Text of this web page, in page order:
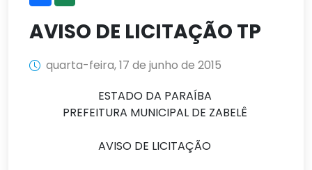
AVISO DE LICITAÇÃO TP
quarta-feira, 17 de junho de 2015
ESTADO DA PARAÍBA
PREFEITURA MUNICIPAL DE ZABELÊ
AVISO DE LICITAÇÃO